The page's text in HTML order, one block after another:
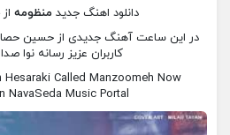
دانلود اهنگ جدیدمنظومه از
در این ساعت آهنگ جدیدی از حسین
کاربران عزیز رسانه نوا
Called Manzoomeh Now
NavaSeda Music Portal